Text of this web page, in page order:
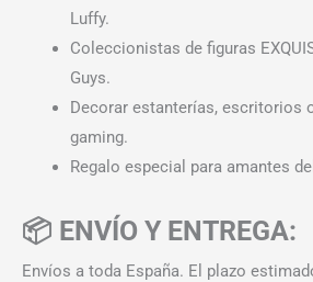
Luffy.
Coleccionistas de figuras
Guys.
Decorar estanterías, escritorios
gaming.
Regalo especial para amantes
📦 ENVÍO Y ENTREGA:
Envíos a toda España. El plazo